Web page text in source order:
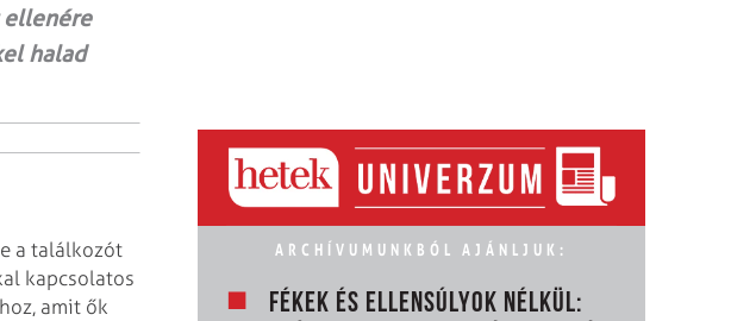
ellenére
halad
a találkozót
kapcsolatos
amit ők
ARCHÍVUMUNKBÓL AJÁNLJUK:
FÉKEK ÉS ELLENSÚLYOK NÉLKÜL: